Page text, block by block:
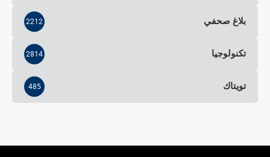
بلاغ صحفي 2212
تكنولوجيا 2814
تويتاك 485